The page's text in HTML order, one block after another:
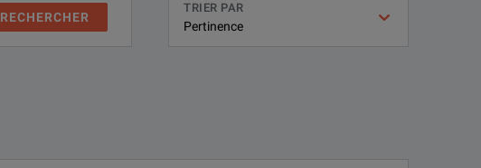
RECHERCHER
TRIER PAR